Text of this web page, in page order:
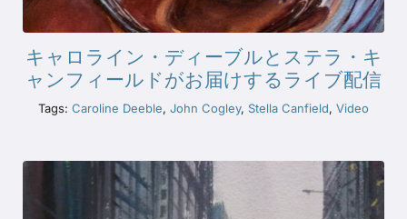
キャロライン・ディーブルとステラ・キ
ャンフィールドがお届けするライブ配信
Tags: Caroline Deeble, John Cogley, Stella Canfield, Video